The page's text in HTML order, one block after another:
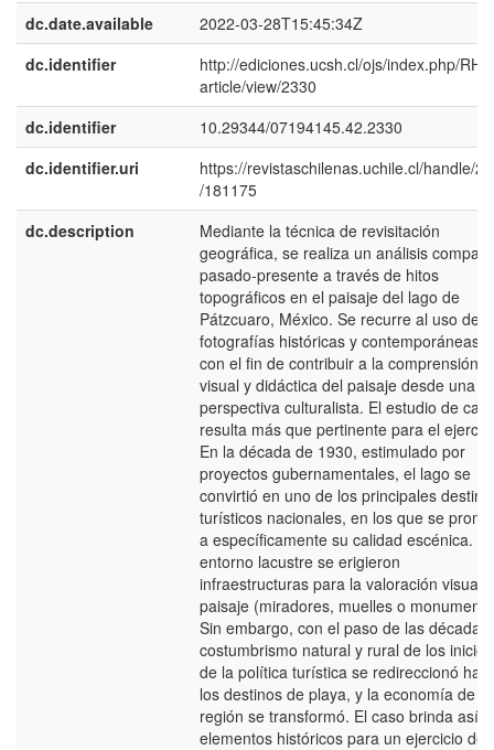
dc.date.available
2022-03-28T15:45:34Z
dc.identifier
http://ediciones.ucsh.cl/ojs/index.php/
article/view/2330
dc.identifier
10.29344/07194145.42.2330
dc.identifier.uri
https://revistaschilenas.uchile.cl/handle/
/181175
dc.description
Mediante la técnica de revisitación
geográfica, se realiza un análisis
pasado-presente a través de hitos
topográficos en el paisaje del lago de
Pátzcuaro, México. Se recurre al uso de
fotografí­as históricas y contemporáneas,
con el fin de contribuir a la comprensión
visual y didáctica del paisaje desde una
perspectiva culturalista. El estudio de
resulta más que pertinente para el
En la década de 1930, estimulado por
proyectos gubernamentales, el lago se
convirtió en uno de los principales
turí­sticos nacionales, en los que se
a especí­ficamente su calidad escénica.
entorno lacustre se erigieron
infraestructuras para la valoración visual
paisaje (miradores, muelles o
Sin embargo, con el paso de las
costumbrismo natural y rural de los inicios
de la polí­tica turí­stica se redireccionó
los destinos de playa, y la economí­a de la
región se transformó. El caso brinda así­
elementos históricos para un ejercicio de